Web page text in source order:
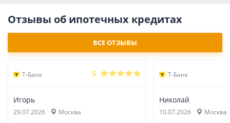
Отзывы об ипотечных кредитах
ВСЕ ОТЗЫВЫ
Т-Банк 5
Игорь
29.07.2026 Москва
Т-Банк
Николай
10.07.2026 Москва